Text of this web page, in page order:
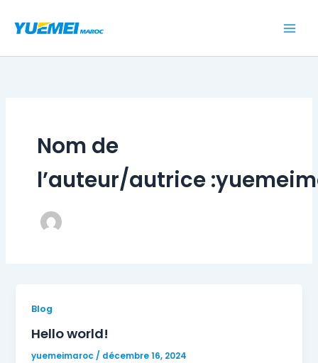
Nom de
l’auteur/autrice
Blog
Hello world!
yuemeimaroc/ décembre 16, 2024